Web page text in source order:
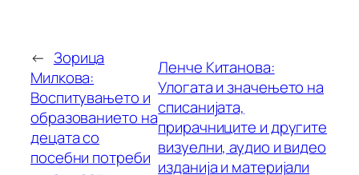
← Зорица
Милкова:
Воспитувањето и
образованието на
децата со
посебни потреби
Ленче Китанова:
Улогата и значењето на
списанијата,
прирачниците и другите
визуелни, аудио и видео
изданија и материјали